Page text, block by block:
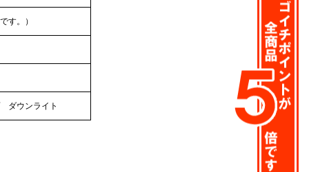
す。）
ウンライト